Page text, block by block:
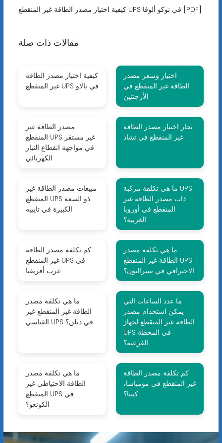
كيفية اختيار مصدر الطاقة غير المنقطع UPS في نوكو ألوفا [PDF]
مقالات ذات صلة
كيفية اختيار مصدر الطاقة
غير المنقطع UPS في بالاو
اختيار وسعر مصدر
الطاقة غير المنقطع في
الأرجنتين
مصدر الطاقة غير
المنقطع UPS غير مستقر
في مواجهة انقطاع التيار
الكهربائي
تجار اختيار مصدر الطاقة
غير المنقطع في تشاد
مبيعات مصدر الطاقة غير
المنقطع UPS ذو السعة
الكبيرة في تايبيه
ما هي تكلفة مركبة UPS
ذات مصدر الطاقة غير
المنقطع في أوروبا
الغربية؟
كم تكلفة مصدر الطاقة
غير المنقطع UPS في
غرب أفريقيا
ما هي تكلفة مصدر
الطاقة غير المنقطع UPS
الاحترافي في سيراليون؟
ما هي تكلفة مصدر
الطاقة غير المنقطع غير
القياسي UPS في دبلن؟
ما عدد الساعات التي
يمكن استخدام مصدر
الطاقة غير المنقطع لجهاز
UPS في المحطة
الفرعية؟
ما هي تكلفة مصدر
الطاقة الاحتياطي غير
المنقطع UPS في
الكونغو؟
كم تكلفة مصدر الطاقة
غير المنقطع في مومباسا،
كينيا؟